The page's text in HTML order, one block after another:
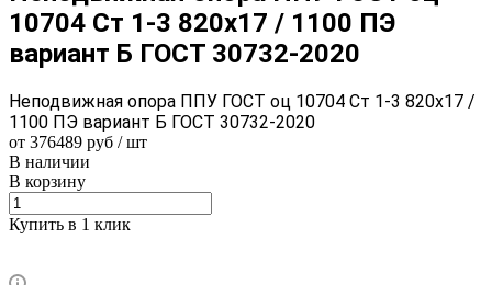
10704 Ст 1-3 820x17 / 1100 ПЭ
вариант Б ГОСТ 30732-2020
Неподвижная опора ППУ ГОСТ оц 10704 Ст 1-3 820x17 /
1100 ПЭ вариант Б ГОСТ 30732-2020
от 376489 руб / шт
В наличии
В корзину
Купить в 1 клик